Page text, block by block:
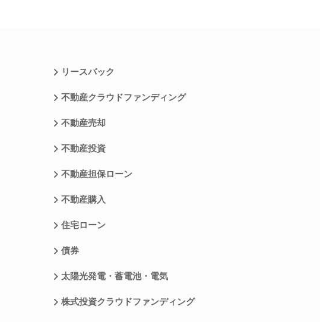
リースバック
不動産クラウドファンディング
不動産売却
不動産投資
不動産担保ローン
不動産購入
住宅ローン
債券
太陽光発電・蓄電池・電気
株式投資クラウドファンディング